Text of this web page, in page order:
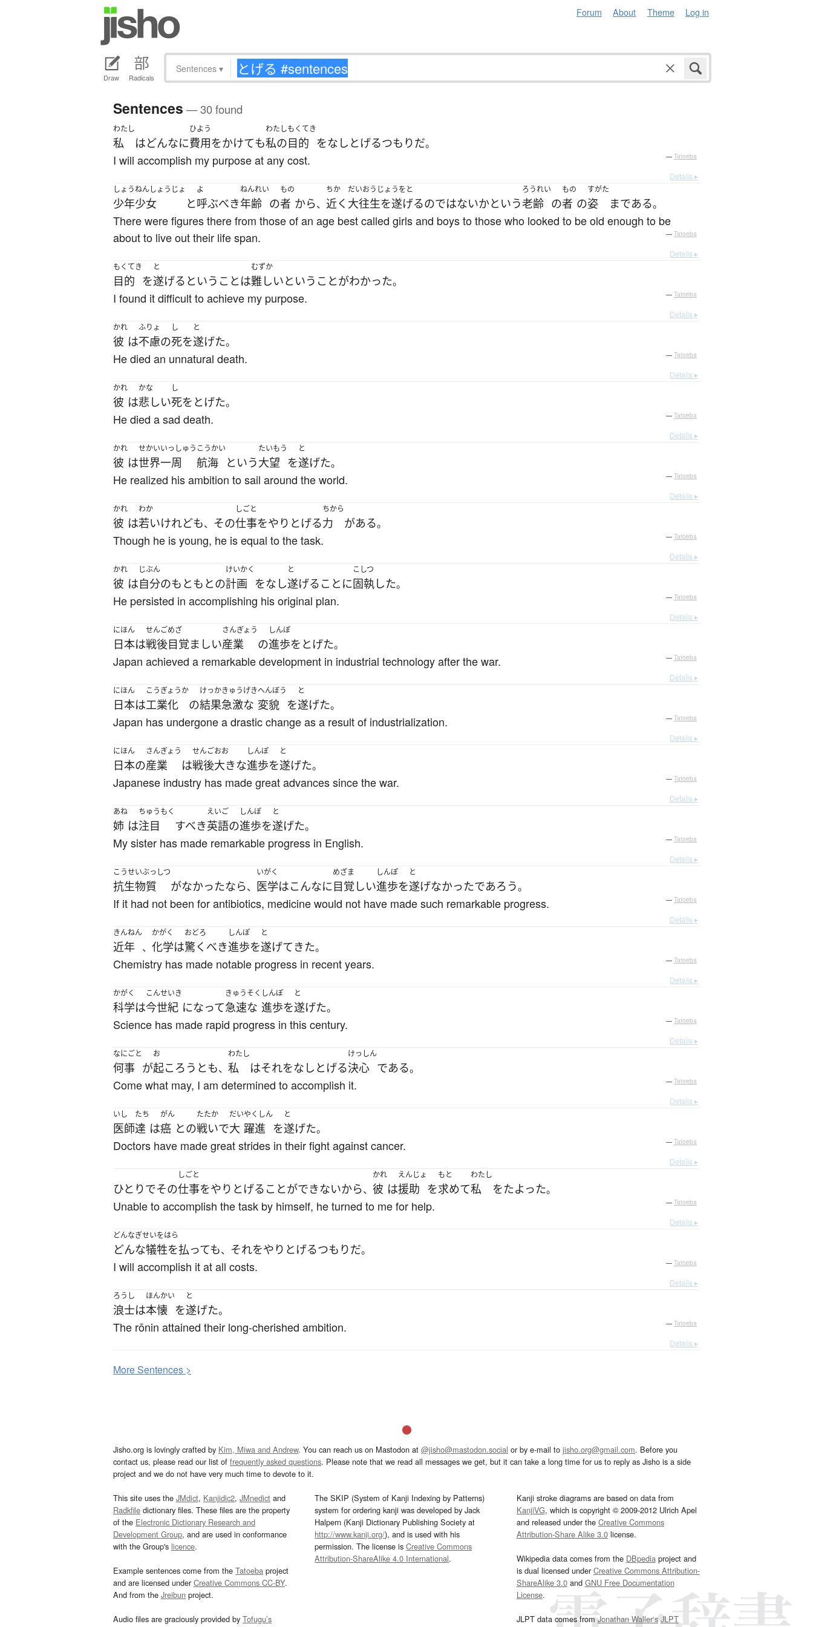
Forum About Theme Log in
Draw Radicals
Sentences ▾
Sentences — 30 found
わたし
私 はどんなに
ひよう
費用をかけても
わたし
私の
もくてき
目的 をなしとげるつもりだ。
I will accomplish my purpose at any cost. — Tatoeba
Details ▸
しょうねんしょうじょ
少年少女 と
よ
呼ぶべき
ねんれい
年齢 の
もの
者 から、
ちか
近く
だいおうじょうをと
大往生を遂げるのではないかという
ろうれい
老齢 の
もの
者 の
すがた
姿 まである。
There were figures there from those of an age best called girls and boys to those who looked to be old enough to be
about to live out their life span.
— Tatoeba
Details ▸
もくてき
目的 を
と
遂げる という ことは
むずか
難しいという ことがわかった。
I found it difficult to achieve my purpose. — Tatoeba
Details ▸
かれ
彼 は
ふりょ
不慮の
し
死を
と
遂げた。
He died an unnatural death. — Tatoeba
Details ▸
かれ
彼 は
かな
悲しい
し
死を とげた。
He died a sad death. — Tatoeba
Details ▸
かれ
彼 は
せかいいっしゅう
世界一周
こうかい
航海 という
たいもう
大望 を
と
遂げた。
He realized his ambition to sail around the world. — Tatoeba
Details ▸
かれ
彼 は
わか
若いけれども、 その
しごと
仕事をやりとげる
ちから
力 がある。
Though he is young, he is equal to the task. — Tatoeba
Details ▸
かれ
彼 は
じぶん
自分のもともとの
けいかく
計画 をなし
と
遂げる ことに
こしつ
固執した。
He persisted in accomplishing his original plan. — Tatoeba
Details ▸
にほん
日本は
せんご
戦後
めざ
目覚ましい
さんぎょう
産業 の
しんぽ
進歩を とげた。
Japan achieved a remarkable development in industrial technology after the war. — Tatoeba
Details ▸
にほん
日本は
こうぎょうか
工業化 の
けっか
結果
きゅうげき
急激な
へんぼう
変貌 を
と
遂げた。
Japan has undergone a drastic change as a result of industrialization. — Tatoeba
Details ▸
にほん
日本の
さんぎょう
産業 は
せんご
戦後
おお
大きな
しんぽ
進歩を
と
遂げた。
Japanese industry has made great advances since the war. — Tatoeba
Details ▸
あね
姉 は
ちゅうもく
注目 すべき
えいご
英語の
しんぽ
進歩を
と
遂げた。
My sister has made remarkable progress in English. — Tatoeba
Details ▸
こうせいぶっしつ
抗生物質 がなかったなら、
いがく
医学はこんなに
めざま
目覚しい
しんぽ
進歩を
と
遂げなかったであろう。
If it had not been for antibiotics, medicine would not have made such remarkable progress. — Tatoeba
Details ▸
きんねん
近年 、
かがく
化学は
おどろ
驚くべき
しんぽ
進歩を
と
遂げて きた。
Chemistry has made notable progress in recent years. — Tatoeba
Details ▸
かがく
科学は
こんせいき
今世紀 になって
きゅうそく
急速な
しんぽ
進歩を
と
遂げた。
Science has made rapid progress in this century. — Tatoeba
Details ▸
なにごと
何事 が
お
起ころう とも、
わたし
私 はそれをなしとげる
けっしん
決心 である。
Come what may, I am determined to accomplish it. — Tatoeba
Details ▸
いし
医師
たち
達 は
がん
癌 との
たたか
戦いで
だい
大
やくしん
躍進 を
と
遂げた。
Doctors have made great strides in their fight against cancer. — Tatoeba
Details ▸
ひとりでその
しごと
仕事をやりとげる ことができないから、
かれ
彼 は
えんじょ
援助 を
もと
求めて
わたし
私 をたよった。
Unable to accomplish the task by himself, he turned to me for help. — Tatoeba
Details ▸
どんなぎせいをはら
どんな犠牲を払っても、 それをやりとげるつもりだ。
I will accomplish it at all costs. — Tatoeba
Details ▸
ろうし
浪士は
ほんかい
本懐 を
と
遂げた。
The rōnin attained their long-cherished ambition. — Tatoeba
Details ▸
MoreSentences >
Jisho.org is lovingly crafted by Kim, Miwa and Andrew. You can reach us on Mastodon at @jisho@mastodon.social or by e-mail to jisho.org@gmail.com. Before you
contact us, please read our list of frequently asked questions. Please note that we read all messages we get, but it can take a long time for us to reply as Jisho is a side
project and we do not have very much time to devote to it.
This site uses the JMdict, Kanjidic2, JMnedict and
Radkfile dictionary files. These files are the property
of the Electronic Dictionary Research and
Development Group, and are used in conformance
with the Group's licence.
Example sentences come from the Tatoeba project
and are licensed underCreative Commons CC-BY.
And from the Jreibun project.
Audio files are graciously provided by Tofugu’s
The SKIP (System of Kanji Indexing by Patterns)
system for ordering kanji was developed by Jack
Halpern (Kanji Dictionary Publishing Society at
http://www.kanji.org/), and is used with his
permission. The license isCreative Commons
Attribution-ShareAlike 4.0 International.
Kanji stroke diagrams are based on data from
KanjiVG, which is copyright © 2009-2012 Ulrich Apel
and released under the Creative Commons
Attribution-Share Alike 3.0license.
Wikipedia data comes from the DBpediaproject and
is dual licensed underCreative Commons Attribution-
ShareAlike 3.0and GNU Free Documentation
License.
JLPT data comes fromJonathan Waller‘s JLPT